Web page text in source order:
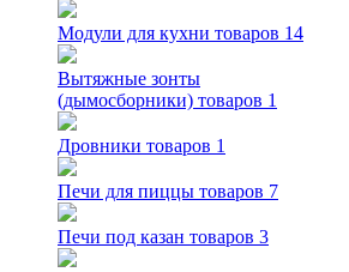
Модули для кухни товаров 14
Вытяжные зонты
(дымосборники) товаров 1
Дровники товаров 1
Печи для пиццы товаров 7
Печи под казан товаров 3